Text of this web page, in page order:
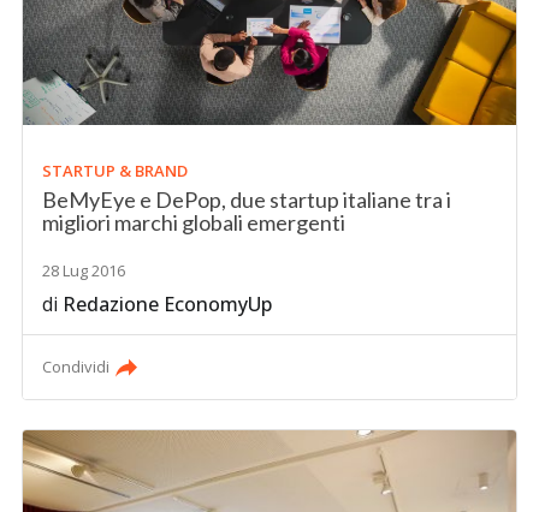
STARTUP & BRAND
BeMyEye e DePop, due startup italiane tra i
migliori marchi globali emergenti
28 Lug 2016
di Redazione EconomyUp
Condividi